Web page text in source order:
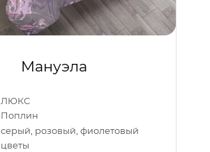
Мануэла
ЛЮКС
Поплин
серый, розовый, фиолетовый
цветы